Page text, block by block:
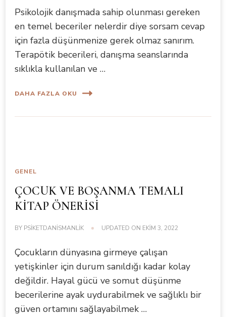
Psikolojik danışmada sahip olunması gereken
en temel beceriler nelerdir diye sorsam cevap
için fazla düşünmenize gerek olmaz sanırım.
Terapötik becerileri, danışma seanslarında
sıklıkla kullanılan ve …
DAHA FAZLA OKU
GENEL
ÇOCUK VE BOŞANMA TEMALI
KİTAP ÖNERİSİ
BY PSIKETDANISMANLIK UPDATED ON EKIM 3, 2022
Çocukların dünyasına girmeye çalışan
yetişkinler için durum sanıldığı kadar kolay
değildir. Hayal gücü ve somut düşünme
becerilerine ayak uydurabilmek ve sağlıklı bir
güven ortamını sağlayabilmek …